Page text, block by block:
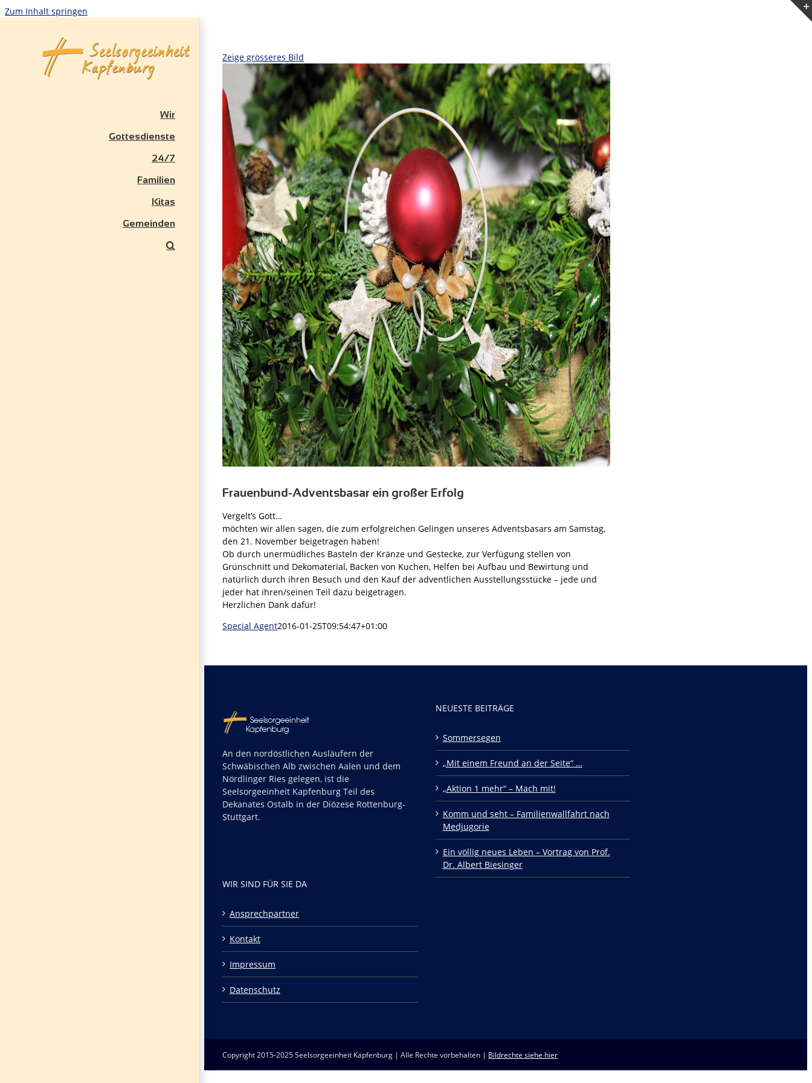
Zum Inhalt springen
Wir
Gottesdienste
24/7
Familien
Kitas
Gemeinden
Zeige grösseres Bild
Frauenbund-Adventsbasar ein großer Erfolg
Vergelt’s Gott…
möchten wir allen sagen, die zum erfolgreichen Gelingen unseres Adventsbasars am Samstag,
den 21. November beigetragen haben!
Ob durch unermüdliches Basteln der Kränze und Gestecke, zur Verfügung stellen von
Grünschnitt und Dekomaterial, Backen von Kuchen, Helfen bei Aufbau und Bewirtung und
natürlich durch ihren Besuch und den Kauf der adventlichen Ausstellungsstücke – jede und
jeder hat ihren/seinen Teil dazu beigetragen.
Herzlichen Dank dafür!
Special Agent2016-01-25T09:54:47+01:00
An den nordöstlichen Ausläufern der
Schwäbischen Alb zwischen Aalen und dem
Nördlinger Ries gelegen, ist die
Seelsorgeeinheit Kapfenburg Teil des
Dekanates Ostalb in der Diözese Rottenburg-
Stuttgart.
NEUESTE BEITRÄGE
Sommersegen
„Mit einem Freund an der Seite“ …
„Aktion 1 mehr“ – Mach mit!
Komm und seht – Familienwallfahrt nach
Medjugorie
Ein völlig neues Leben – Vortrag von Prof.
Dr. Albert Biesinger
WIR SIND FÜR SIE DA
Ansprechpartner
Kontakt
Impressum
Datenschutz
Copyright 2015-2025 Seelsorgeeinheit Kapfenburg | Alle Rechte vorbehalten | Bildrechte siehe hier